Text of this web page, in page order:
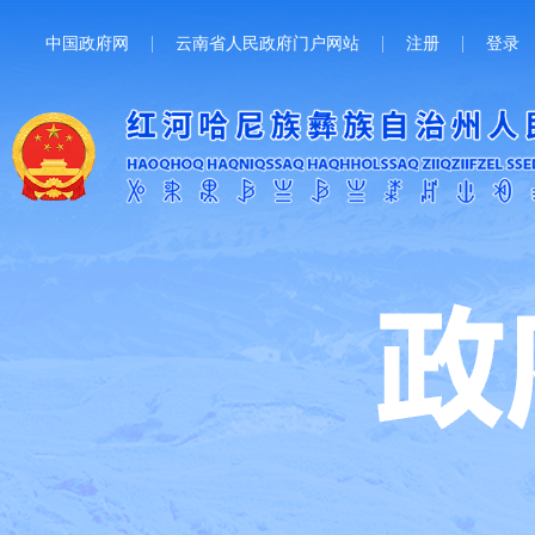
中国政府网 云南省人民政府门户网站 注册 登录